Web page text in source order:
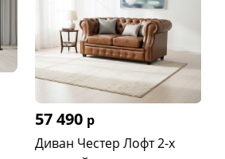
57 490 р
Диван Честер Лофт 2-х